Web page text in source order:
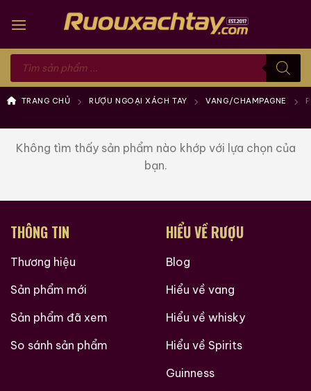
Tìm
kiếm
phẩm
TRANG CHỦ RƯỢU NGOẠI XÁCH TAY VANG/CHAMPAGNE
Không tìm thấy sản phẩm nào khớp với lựa chọn của
bạn.
THÔNG TIN
Thương hiệu
Sản phẩm mới
Sản phẩm đã xem
So sánh sản phẩm
HIỂU VỀ RƯỢU
Blog
Hiểu về vang
Hiểu về whisky
Hiểu về Spirits
Guinness